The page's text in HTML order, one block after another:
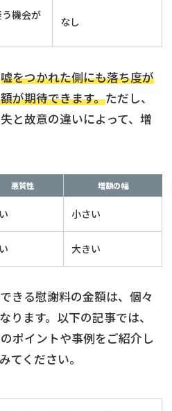
機会が
なし
嘘をつかれた側にも落ち度が
が期待できます。ただし、
と故意の違いによって、増
悪質性 増額の幅
小さい
大きい
きる慰謝料の金額は、個々
ります。以下の記事では、
ポイントや事例をご紹介し
てください。